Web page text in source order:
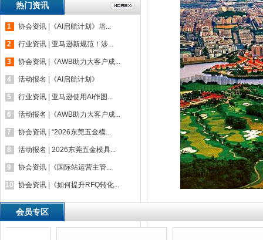
热门资讯
1 协会资讯 |《AI启航计划》培...
2 行业资讯 | 亚马逊新规范！涉...
3 协会资讯 |《AWB助力大客户成...
4 活动报名 |《AI启航计划》
5 行业资讯 | 亚马逊使用AI作图...
6 活动报名 |《AWB助力大客户成...
7 协会资讯 | “2026东莞五金模...
8 活动报名 | 2026东莞五金模具...
9 协会资讯 |《国际站运营主管...
10 协会资讯 |《如何提升RFQ转化...
会员专区